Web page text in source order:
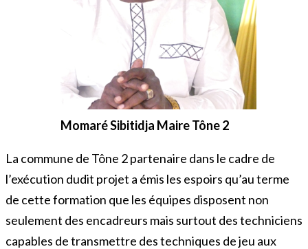
Momaré Sibitidja Maire Tône 2
La commune de Tône 2 partenaire dans le cadre de
l’exécution dudit projet a émis les espoirs qu’au terme
de cette formation que les équipes disposent non
seulement des encadreurs mais surtout des techniciens
capables de transmettre des techniques de jeu aux